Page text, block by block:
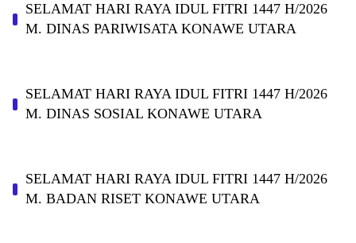
SELAMAT HARI RAYA IDUL FITRI 1447 H/2026
M. DINAS PARIWISATA KONAWE UTARA
SELAMAT HARI RAYA IDUL FITRI 1447 H/2026
M. DINAS SOSIAL KONAWE UTARA
SELAMAT HARI RAYA IDUL FITRI 1447 H/2026
M. BADAN RISET KONAWE UTARA